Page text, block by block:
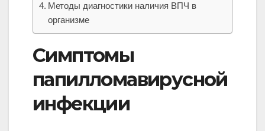
Методы диагностики наличия ВПЧ в
организме
Симптомы
папилломавирусной
инфекции